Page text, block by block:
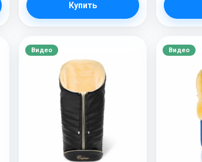
Купить
Видео Видео